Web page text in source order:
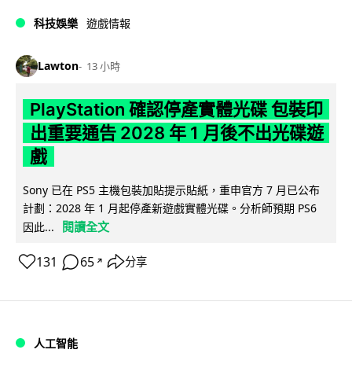
科技娛樂 遊戲情報
Lawton 13 小時
PlayStation 確認停產實體光碟 包裝印
出重要通告 2028 年 1 月後不出光碟遊
戲
Sony 已在 PS5 主機包裝加貼提示貼紙，重申官方 7 月已公布
計劃：2028 年 1 月起停產新遊戲實體光碟。分析師預期 PS6
因此...
閱讀全文
131 65 ↗ 分享
人工智能